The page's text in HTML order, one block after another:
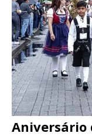
Aniversário